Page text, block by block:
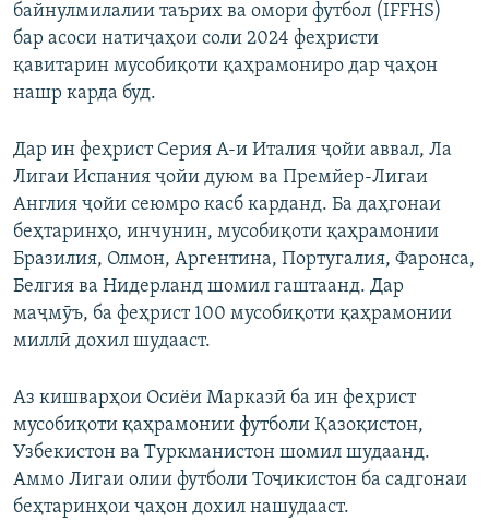
байнулмилалии таърих ва омори футбол (IFFHS)
бар асоси натиҷаҳои соли 2024 феҳристи
қавитарин мусобиқоти қаҳрамониро дар ҷаҳон
нашр карда буд.
Дар ин феҳрист Серия А-и Италия ҷойи аввал, Ла
Лигаи Испания ҷойи дуюм ва Премйер-Лигаи
Англия ҷойи сеюмро касб карданд. Ба даҳгонаи
беҳтаринҳо, инчунин, мусобиқоти қаҳрамонии
Бразилия, Олмон, Аргентина, Португалия, Фаронса,
Белгия ва Нидерланд шомил гаштаанд. Дар
маҷмӯъ, ба феҳрист 100 мусобиқоти қаҳрамонии
миллӣ дохил шудааст.
Аз кишварҳои Осиёи Марказӣ ба ин феҳрист
мусобиқоти қаҳрамонии футболи Қазоқистон,
Узбекистон ва Туркманистон шомил шудаанд.
Аммо Лигаи олии футболи Тоҷикистон ба садгонаи
беҳтаринҳои ҷаҳон дохил нашудааст.